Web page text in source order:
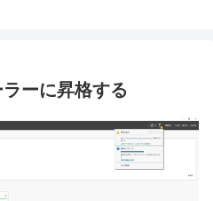
ラーに昇格する